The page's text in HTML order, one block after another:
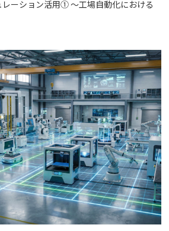
ーション活用① ～工場自動化における